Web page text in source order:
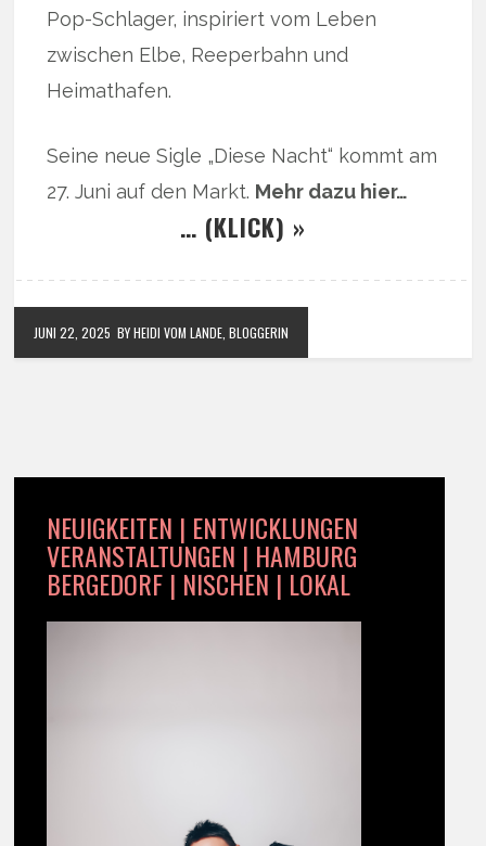
Pop-Schlager, inspiriert vom Leben
zwischen Elbe, Reeperbahn und
Heimathafen.
Seine neue Sigle „Diese Nacht“ kommt am
27. Juni auf den Markt. Mehr dazu hier…
… (KLICK) »
JUNI 22, 2025 BY HEIDI VOM LANDE, BLOGGERIN
NEUIGKEITEN | ENTWICKLUNGEN
VERANSTALTUNGEN | HAMBURG
BERGEDORF | NISCHEN | LOKAL